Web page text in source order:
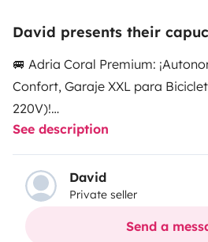
David presents their
🚐 Adria Coral Premium:
Confort, Garaje XXL para
220V)!
​DESCRIPCIÓN:
​¿Buscas la libertad de acampar
renunciar a las comodidades de
ha sido mejorada
experiencia 'Off-Grid'
See description
David
Private seller
Send a